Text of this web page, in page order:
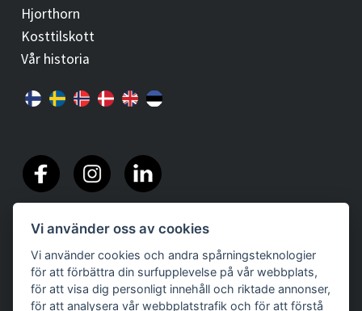
Hjorthorn
Kosttilskott
Vår historia
Vi använder oss av cookies
Vi använder cookies och andra spårningsteknologier
för att förbättra din surfupplevelse på vår webbplats,
för att visa dig personligt innehåll och riktade annonser,
för att analysera vår webbplatstrafik och för att förstå